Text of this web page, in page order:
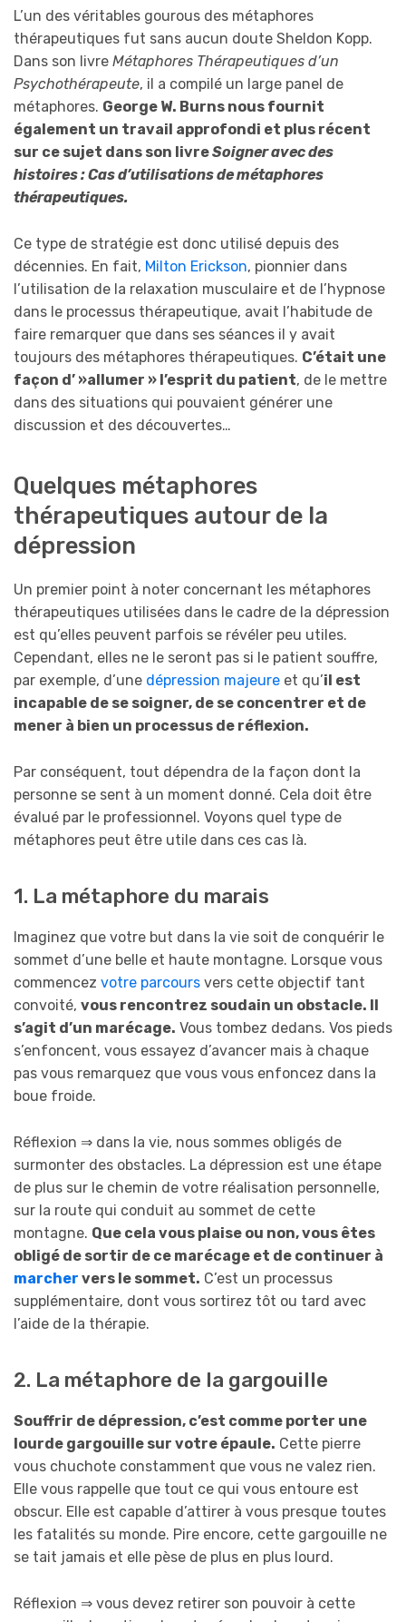
L’un des véritables gourous des métaphores
thérapeutiques fut sans aucun doute Sheldon Kopp.
Dans son livre Métaphores Thérapeutiques d’un
Psychothérapeute, il a compilé un large panel de
métaphores. George W. Burns nous fournit
également un travail approfondi et plus récent
sur ce sujet dans son livreSoigner avec des
histoires : Cas d’utilisations de métaphores
thérapeutiques.
Ce type de stratégie est donc utilisé depuis des
décennies. En fait, Milton Erickson, pionnier dans
l’utilisation de la relaxation musculaire et de l’hypnose
dans le processus thérapeutique, avait l’habitude de
faire remarquer que dans ses séances il y avait
toujours des métaphores thérapeutiques. C’était une
façon d’ »allumer » l’esprit du patient, de le mettre
dans des situations qui pouvaient générer une
discussion et des découvertes…
Quelques métaphores
thérapeutiques autour de la
dépression
Un premier point à noter concernant les métaphores
thérapeutiques utilisées dans le cadre de la dépression
est qu’elles peuvent parfois se révéler peu utiles.
Cependant, elles ne le seront pas si le patient souffre,
par exemple, d’une dépression majeure et qu’il est
incapable de se soigner, de se concentrer et de
mener à bien un processus de réflexion.
Par conséquent, tout dépendra de la façon dont la
personne se sent à un moment donné. Cela doit être
évalué par le professionnel. Voyons quel type de
métaphores peut être utile dans ces cas là.
1. La métaphore du marais
Imaginez que votre but dans la vie soit de conquérir le
sommet d’une belle et haute montagne. Lorsque vous
commencez votre parcours vers cette objectif tant
convoité, vous rencontrez soudain un obstacle. Il
s’agit d’un marécage. Vous tombez dedans. Vos pieds
s’enfoncent, vous essayez d’avancer mais à chaque
pas vous remarquez que vous vous enfoncez dans la
boue froide.
Réflexion ⇒ dans la vie, nous sommes obligés de
surmonter des obstacles. La dépression est une étape
de plus sur le chemin de votre réalisation personnelle,
sur la route qui conduit au sommet de cette
montagne. Que cela vous plaise ou non, vous êtes
obligé de sortir de ce marécage et de continuer à
marcher vers le sommet. C’est un processus
supplémentaire, dont vous sortirez tôt ou tard avec
l’aide de la thérapie.
2. La métaphore de la gargouille
Souffrir de dépression, c’est comme porter une
lourde gargouille sur votre épaule. Cette pierre
vous chuchote constamment que vous ne valez rien.
Elle vous rappelle que tout ce qui vous entoure est
obscur. Elle est capable d’attirer à vous presque toutes
les fatalités su monde. Pire encore, cette gargouille ne
se tait jamais et elle pèse de plus en plus lourd.
Réflexion ⇒ vous devez retirer son pouvoir à cette